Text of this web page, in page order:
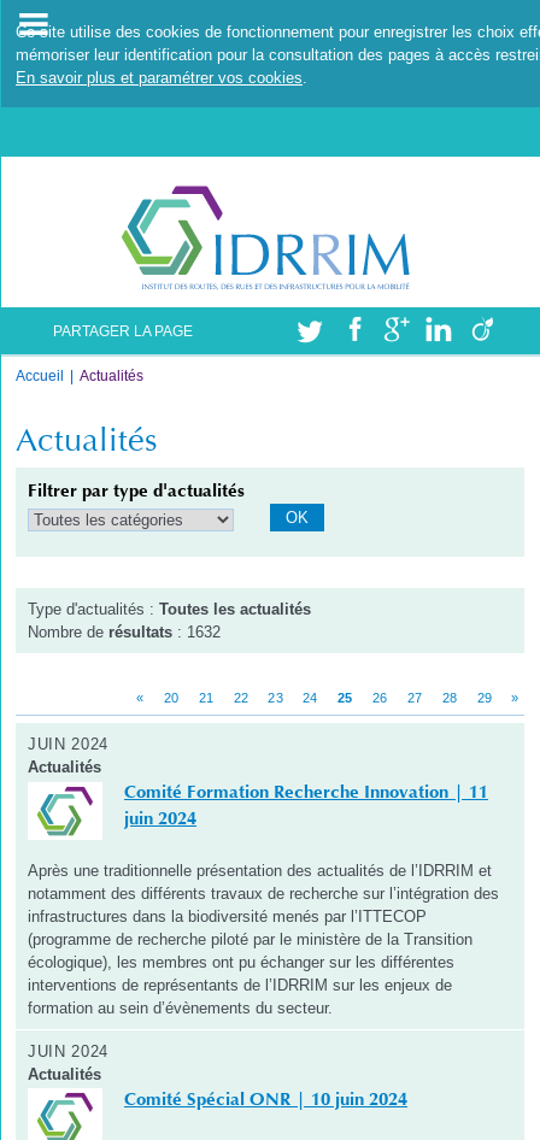
Ce site utilise des cookies de fonctionnement pour enregistrer les choix
mémoriser leur identification pour la consultation des pages à accès
En savoir plus et paramétrer vos cookies
PARTAGER LA PAGE
Accueil Actualités
Actualités
Filtrer par type d'actualités
OK
Type d'actualités : Toutes les actualités
Nombre de résultats : 1632
« 20 21 22 23 24 25 26 27 28 29 »
JUIN 2024
Actualités
Comité Formation Recherche Innovation | 11
juin 2024
Après une traditionnelle présentation des actualités de l’IDRRIM et
notamment des différents travaux de recherche sur l’intégration des
infrastructures dans la biodiversité menés par l’ITTECOP
(programme de recherche piloté par le ministère de la Transition
écologique), les membres ont pu échanger sur les différentes
interventions de représentants de l’IDRRIM sur les enjeux de
formation au sein d’évènements du secteur.
JUIN 2024
Actualités
Comité Spécial ONR | 10 juin 2024